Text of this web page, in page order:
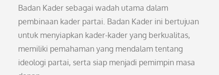
Badan Kader sebagai wadah utama dalam
pembinaan kader partai. Badan Kader ini bertujuan
untuk menyiapkan kader-kader yang berkualitas,
memiliki pemahaman yang mendalam tentang
ideologi partai, serta siap menjadi pemimpin masa